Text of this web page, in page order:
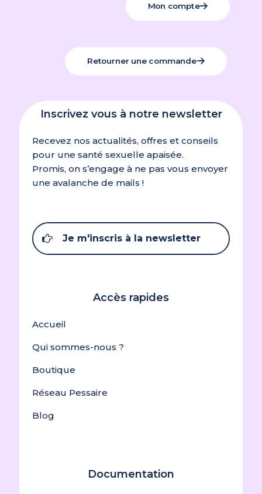
Mon compte
Retourner une commande
Inscrivez vous à notre newsletter
Recevez nos actualités, offres et conseils
pour une santé sexuelle apaisée.
Promis, on s’engage à ne pas vous envoyer
une avalanche de mails !
Je m'inscris à la newsletter
Accès rapides
Accueil
Qui sommes-nous ?
Boutique
Réseau Pessaire
Blog
Documentation